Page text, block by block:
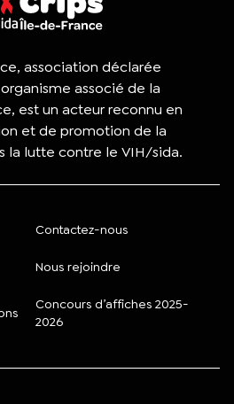
association déclarée
associé de la
est un acteur reconnu en
et de promotion de la
la lutte contre le VIH/sida.
Contactez-nous
Nous rejoindre
Concours d’affiches 2025-
2026